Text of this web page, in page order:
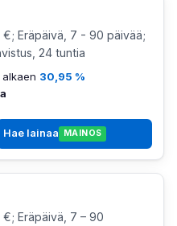
Eräpäivä, 7 - 90 päivää;
24 tuntia
alkaen 30,95 %
Hae lainaa MAINOS
Eräpäivä, 7 – 90